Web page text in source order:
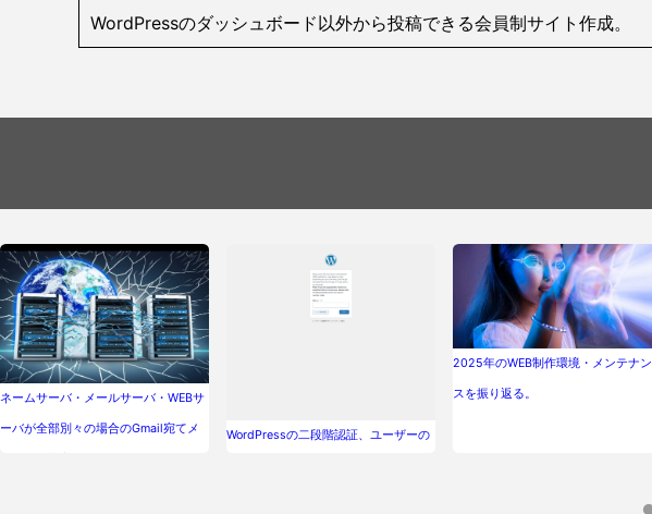
WordPressのダッシュボード以外から投稿できる会員制サイト作成。
ネームサーバ・メールサーバ・WEBサ
ーバが全部別々の場合のGmail宛てメ WordPressの二段階認証、ユーザーの
2025年のWEB制作環境・メンテナン
スを振り返る。